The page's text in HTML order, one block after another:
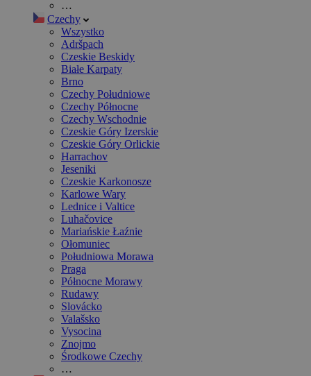
…
Czechy
Wszystko
Adršpach
Czeskie Beskidy
Białe Karpaty
Brno
Czechy Południowe
Czechy Północne
Czechy Wschodnie
Czeskie Góry Izerskie
Czeskie Góry Orlickie
Harrachov
Jeseniki
Czeskie Karkonosze
Karlowe Wary
Lednice i Valtice
Luhačovice
Mariańskie Łaźnie
Ołomuniec
Południowa Morawa
Praga
Północne Morawy
Rudawy
Slovácko
Valašsko
Vysocina
Znojmo
Środkowe Czechy
…